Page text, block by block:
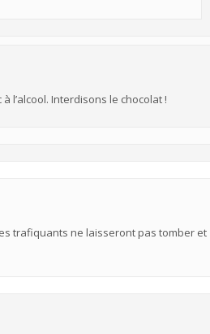
l’alcool. Interdisons le chocolat !
trafiquants ne laisseront pas tomber et